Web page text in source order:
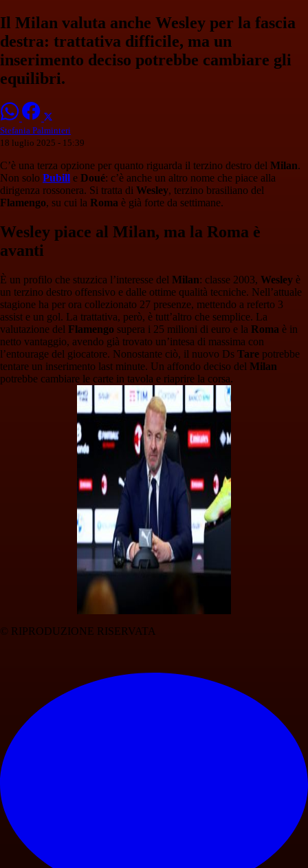
Il Milan valuta anche Wesley per la fascia
destra: trattativa difficile, ma un
inserimento deciso potrebbe cambiare gli
equilibri.
Stefania Palminteri
18 luglio 2025 - 15:39
C’è una terza opzione per quanto riguarda il terzino destro del Milan.
Non solo Pubill e Doué: c’è anche un altro nome che piace alla
dirigenza rossonera. Si tratta di Wesley, terzino brasiliano del
Flamengo, su cui la Roma è già forte da settimane.
Wesley piace al Milan, ma la Roma è
avanti
È un profilo che stuzzica l’interesse del Milan: classe 2003, Wesley è
un terzino destro offensivo e dalle ottime qualità tecniche. Nell’attuale
stagione ha per ora collezionato 27 presenze, mettendo a referto 3
assist e un gol. La trattativa, però, è tutt’altro che semplice. La
valutazione del Flamengo supera i 25 milioni di euro e la Roma è in
netto vantaggio, avendo già trovato un’intesa di massima con
l’entourage del giocatore. Nonostante ciò, il nuovo Ds Tare potrebbe
tentare un inserimento last minute. Un affondo deciso del Milan
potrebbe cambiare le carte in tavola e riaprire la corsa.
© RIPRODUZIONE RISERVATA